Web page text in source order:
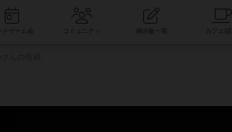
コミュニティ